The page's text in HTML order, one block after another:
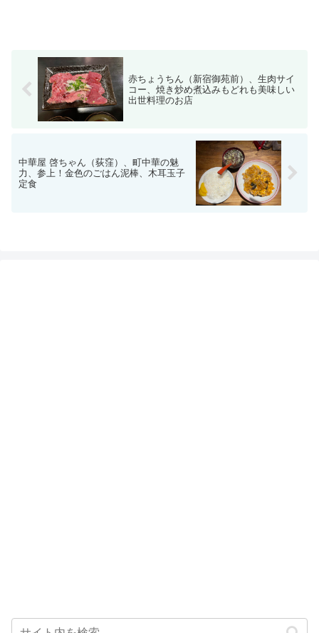
赤ちょうちん（新宿御苑前）、生肉サイ
コー、焼き炒め煮込みもどれも美味しい
出世料理のお店
中華屋 啓ちゃん（荻窪）、町中華の魅
力、参上！金色のごはん泥棒、木耳玉子
定食